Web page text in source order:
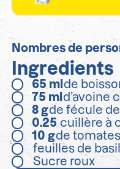
Nombres de
Ingredients
65 ml de
75 ml d’avoine
8 gde fécule
0.25 cuillère à
10 gde
feuilles de
Sucre roux